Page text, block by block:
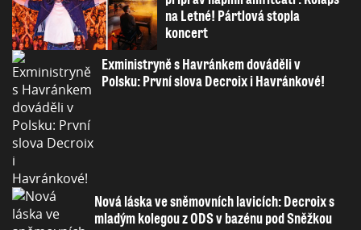
na Letné! Pártlová stopla
koncert
Exministryně s Havránkem dováděli v
Polsku: První slova Decroix i Havránkové!
Nová láska ve sněmovních lavicích: Decroix s
mladým kolegou z ODS v bazénu pod Sněžkou